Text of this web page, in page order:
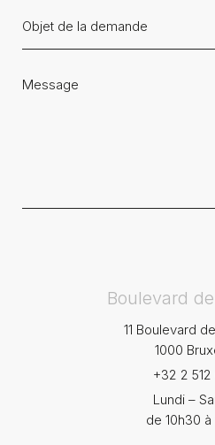
Boulevard
11 Boulevard
1000
+32 2 512
Lundi –
de 10h30 à